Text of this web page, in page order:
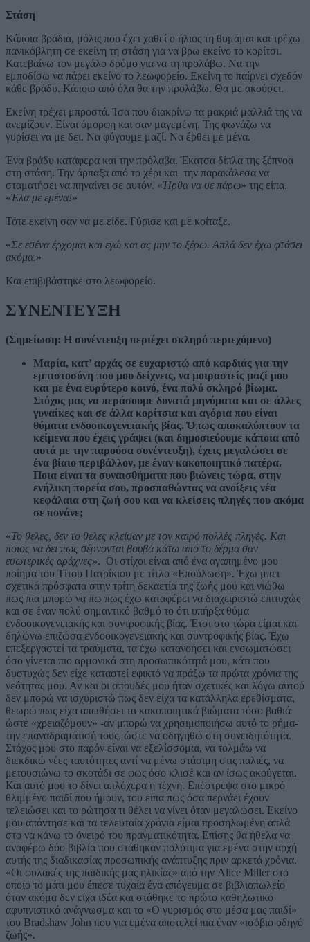
Στάση
Κάποια βράδια, μόλις που έχει χαθεί ο ήλιος τη θυμάμαι και τρέχω
πανικόβλητη σε εκείνη τη στάση για να βρω εκείνο το κορίτσι.
Κατεβαίνω τον μεγάλο δρόμο για να τη προλάβω. Να την
εμποδίσω να πάρει εκείνο το λεωφορείο. Εκείνη το παίρνει σχεδόν
κάθε βράδυ. Κάποιο από όλα θα την προλάβω. Θα με ακούσει.
Εκείνη τρέχει μπροστά. Ίσα που διακρίνω τα μακριά μαλλιά της να
ανεμίζουν. Είναι όμορφη και σαν μαγεμένη. Της φωνάζω να
γυρίσει να με δει. Να φύγουμε μαζί. Να έρθει με μένα.
Ένα βράδυ κατάφερα και την πρόλαβα. Έκατσα δίπλα της ξέπνοα
στη στάση. Την άρπαξα από το χέρι και την παρακάλεσα να
σταματήσει να πηγαίνει σε αυτόν. «Ήρθα να σε πάρω» της είπα.
«Έλα με εμένα!»
Τότε εκείνη σαν να με είδε. Γύρισε και με κοίταξε.
«Σε εσένα έρχομαι και εγώ και ας μην το ξέρω. Απλά δεν έχω φτάσει
ακόμα.»
Και επιβιβάστηκε στο λεωφορείο.
ΣΥΝΕΝΤΕΥΞΗ
(Σημείωση: Η συνέντευξη περιέχει σκληρό περιεχόμενο)
Μαρία, κατ’ αρχάς σε ευχαριστώ από καρδιάς για την
εμπιστοσύνη που μου δείχνεις, να μοιραστείς μαζί μου
και με ένα ευρύτερο κοινό, ένα πολύ σκληρό βίωμα.
Στόχος μας να περάσουμε δυνατά μηνύματα και σε άλλες
γυναίκες και σε άλλα κορίτσια και αγόρια που είναι
θύματα ενδοοικογενειακής βίας. Όπως αποκαλύπτουν τα
κείμενα που έχεις γράψει (και δημοσιεύουμε κάποια από
αυτά με την παρούσα συνέντευξη), έχεις μεγαλώσει σε
ένα βίαιο περιβάλλον, με έναν κακοποιητικό πατέρα.
Ποια είναι τα συναισθήματα που βιώνεις τώρα, στην
ενήλικη πορεία σου, προσπαθώντας να ανοίξεις νέα
κεφάλαια στη ζωή σου και να κλείσεις πληγές που ακόμα
σε πονάνε;
«Το θελες, δεν το θελες κλείσαν με τον καιρό πολλές πληγές. Και
ποιος να δει πως σέρνονται βουβά κάτω από το δέρμα σαν
εσωτερικές αράχνες». Οι στίχοι είναι από ένα αγαπημένο μου
ποίημα του Τίτου Πατρίκιου με τίτλο «Επούλωση». Έχω μπει
σχετικά πρόσφατα στην τρίτη δεκαετία της ζωής μου και νιώθω
πως πια μπορώ να πω πως έχω καταφέρει να διαχειριστώ επιτυχώς
και σε έναν πολύ σημαντικό βαθμό το ότι υπήρξα θύμα
ενδοοικογενειακής και συντροφικής βίας. Έτσι στο τώρα είμαι και
δηλώνω επιζώσα ενδοοικογενειακής και συντροφικής βίας. Έχω
επεξεργαστεί τα τραύματα, τα έχω κατανοήσει και ενσωματώσει
όσο γίνεται πιο αρμονικά στη προσωπικότητά μου, κάτι που
δυστυχώς δεν είχε καταστεί εφικτό να πράξω τα πρώτα χρόνια της
νεότητας μου. Αν και οι σπουδές μου ήταν σχετικές και λόγω αυτού
δεν μπορώ να ισχυριστώ πως δεν είχα τα κατάλληλα ερεθίσματα,
θεωρώ πως είχα απωθήσει τα κακοποιητικά βιώματα τόσο βαθιά
ώστε «χρειαζόμουν» -αν μπορώ να χρησιμοποιήσω αυτό το ρήμα-
την επαναδραμάτισή τους, ώστε να οδηγηθώ στη συνειδητότητα.
Στόχος μου στο παρόν είναι να εξελίσσομαι, να τολμάω να
διεκδικώ νέες ταυτότητες αντί να μένω στάσιμη στις παλιές, να
μετουσιώνω το σκοτάδι σε φως όσο κλισέ και αν ίσως ακούγεται.
Και αυτό μου το δίνει απλόχερα η τέχνη. Επέστρεψα στο μικρό
θλιμμένο παιδί που ήμουν, του είπα πως όσα περνάει έχουν
τελειώσει και το ρώτησα τι θέλει να γίνει όταν μεγαλώσει. Εκείνο
μου απάντησε και τα τελευταία χρόνια είμαι προσηλωμένη απλά
στο να κάνω το όνειρό του πραγματικότητα. Επίσης θα ήθελα να
αναφέρω δύο βιβλία που στάθηκαν πολύτιμα για εμένα στην αρχή
αυτής της διαδικασίας προσωπικής ανάπτυξης πριν αρκετά χρόνια.
«Οι φυλακές της παιδικής μας ηλικίας» από την Alice Miller στο
οποίο το μάτι μου έπεσε τυχαία ένα απόγευμα σε βιβλιοπωλείο
όταν ακόμα δεν είχα ιδέα και στάθηκε το πρώτο καθηλωτικό
αφυπνιστικό ανάγνωσμα και το «Ο γυρισμός στο μέσα μας παιδί»
του Bradshaw John που για εμένα αποτελεί πια έναν «ισόβιο οδηγό
ζωής».